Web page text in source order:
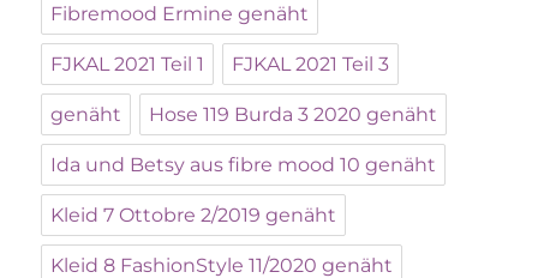
Fibremood Ermine genäht
FJKAL 2021 Teil 1 FJKAL 2021 Teil 3
genäht Hose 119 Burda 3 2020 genäht
Ida und Betsy aus fibre mood 10 genäht
Kleid 7 Ottobre 2/2019 genäht
Kleid 8 FashionStyle 11/2020 genäht